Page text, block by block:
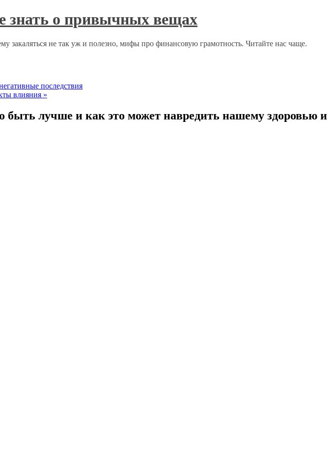
знать о привычных вещах
закаляться не так уж и полезно, мифы про финансовую грамотность. Читайте нас чаще.
последствия
влияния »
лучше и как это может навредить нашему здоровью и